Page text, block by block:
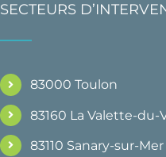
SECTEURS
83000 Toulon
83160 La Valette-du-
83110 Sanary-sur-Mer